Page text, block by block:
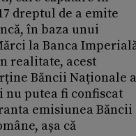
dreptul de a emite
în baza unui
la Banca
realitate, acest
Băncii Naționale a
nu putea fi confiscat
emisiunea Băncii
așa că